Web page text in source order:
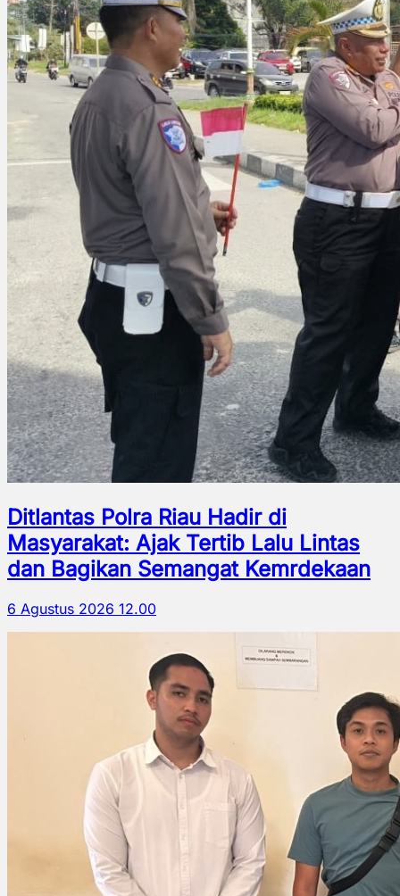
Ditlantas Polra Riau Hadir di
Masyarakat: Ajak Tertib Lalu Lintas
dan Bagikan Semangat Kemrdekaan
6 Agustus 2026 12.00